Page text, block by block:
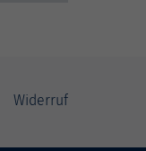
Widerruf